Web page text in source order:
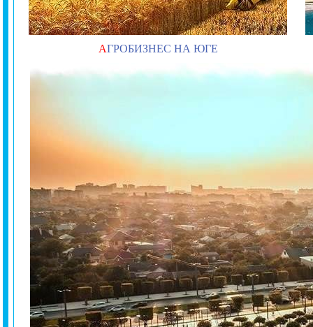
АГРОБИЗНЕС НА ЮГЕ